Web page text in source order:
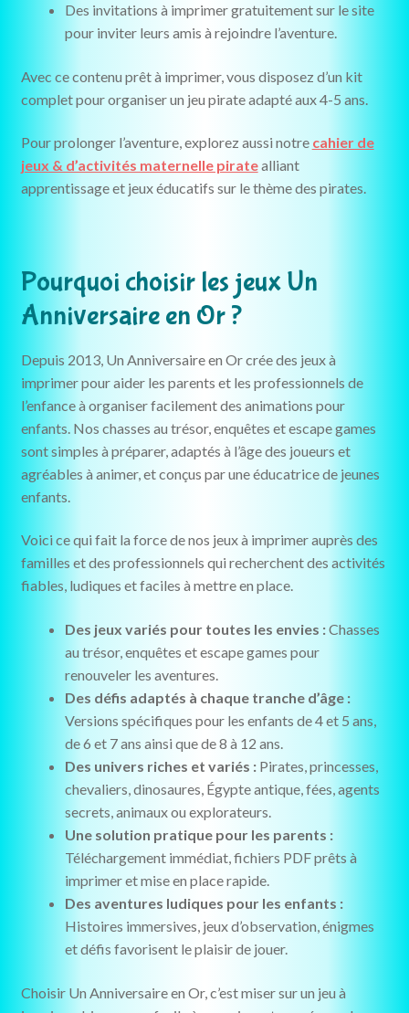
Des invitations à imprimer gratuitement sur le site
pour inviter leurs amis à rejoindre l’aventure.
Avec ce contenu prêt à imprimer, vous disposez d’un kit
complet pour organiser un jeu pirate adapté aux 4-5 ans.
Pour prolonger l’aventure, explorez aussi notre cahier de
jeux & d’activités maternelle piratealliant
apprentissage et jeux éducatifs sur le thème des pirates.
Pourquoi choisir les jeux Un
Anniversaire en Or ?
Depuis 2013, Un Anniversaire en Or crée des jeux à
imprimer pour aider les parents et les professionnels de
l’enfance à organiser facilement des animations pour
enfants. Nos chasses au trésor, enquêtes et escape games
sont simples à préparer, adaptés à l’âge des joueurs et
agréables à animer, et conçus par une éducatrice de jeunes
enfants.
Voici ce qui fait la force de nos jeux à imprimer auprès des
familles et des professionnels qui recherchent des activités
fiables, ludiques et faciles à mettre en place.
Des jeux variés pour toutes les envies :Chasses
au trésor, enquêtes et escape games pour
renouveler les aventures.
Des défis adaptés à chaque tranche d’âge :
Versions spécifiques pour les enfants de 4 et 5 ans,
de 6 et 7 ans ainsi que de 8 à 12 ans.
Des univers riches et variés :Pirates, princesses,
chevaliers, dinosaures, Égypte antique, fées, agents
secrets, animaux ou explorateurs.
Une solution pratique pour les parents :
Téléchargement immédiat, fichiers PDF prêts à
imprimer et mise en place rapide.
Des aventures ludiques pour les enfants :
Histoires immersives, jeux d’observation, énigmes
et défis favorisent le plaisir de jouer.
Choisir Un Anniversaire en Or, c’est miser sur un jeu à